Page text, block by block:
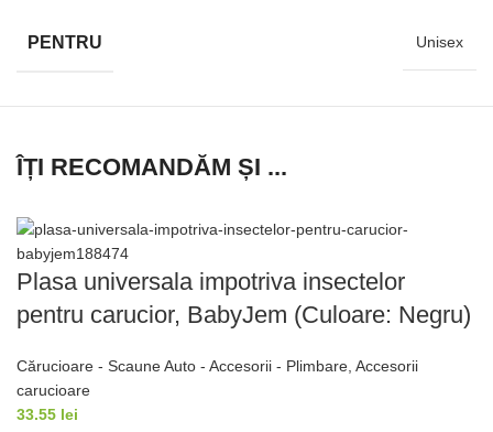
PENTRU Unisex
ÎȚI RECOMANDĂM ȘI ...
Plasa universala impotriva insectelor
pentru carucior, BabyJem (Culoare: Negru)
Cărucioare - Scaune Auto - Accesorii - Plimbare, Accesorii
carucioare
33.55 lei